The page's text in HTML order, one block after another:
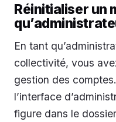
Réinitialiser un
En tant
collectivité, vous
gestion des
l’interface
figure dans le